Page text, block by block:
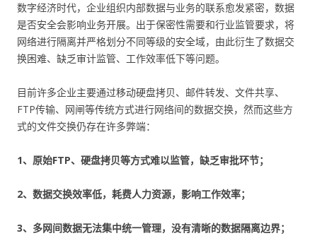
数字经济时代，企业组织内部数据与业务的联系愈发紧密，数据
是否安全会影响业务开展。出于保密性需要和行业监管要求，将
网络进行隔离并严格划分不同等级的安全域，由此衍生了数据交
换困难、缺乏审计监管、工作效率低下等问题。
目前许多企业主要通过移动硬盘拷贝、邮件转发、文件共享、
FTP传输、网闸等传统方式进行网络间的数据交换，然而这些方
式的文件交换仍存在许多弊端：
1、原始FTP、硬盘拷贝等方式难以监管，缺乏审批环节；
2、数据交换效率低，耗费人力资源，影响工作效率；
3、多网间数据无法集中统一管理，没有清晰的数据隔离边界；